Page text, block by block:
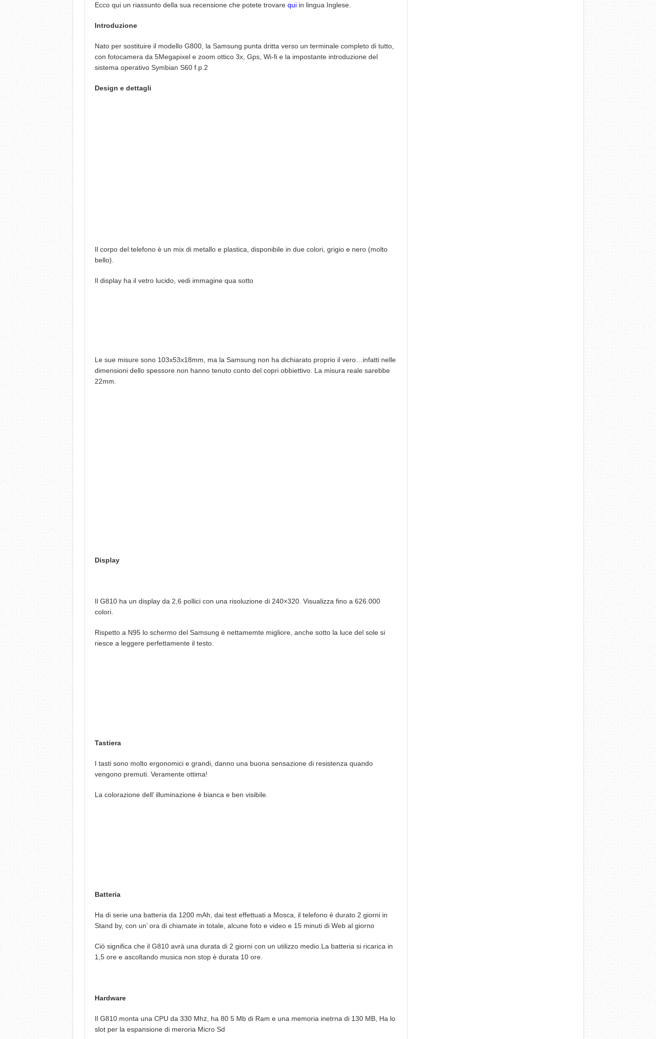
Ecco qui un riassunto della sua recensione che potete trovare quiin lingua Inglese.
Introduzione
Nato per sostituire il modello G800, la Samsung punta dritta verso un terminale completo di tutto,
con fotocamera da 5Megapixel e zoom ottico 3x, Gps, Wi-fi e la impostante introduzione del
sistema operativo Symbian S60 f.p.2
Design e dettagli
Il corpo del telefono è un mix di metallo e plastica, disponibile in due colori, grigio e nero (molto
bello).
Il display ha il vetro lucido, vedi immagine qua sotto
Le sue misure sono 103x53x18mm, ma la Samsung non ha dichiarato proprio il vero…infatti nelle
dimensioni dello spessore non hanno tenuto conto del copri obbiettivo. La misura reale sarebbe
22mm.
Display
Il G810 ha un display da 2,6 pollici con una risoluzione di 240×320. Visualizza fino a 626.000
colori.
Rispetto a N95 lo schermo del Samsung è nettamemte migliore, anche sotto la luce del sole si
riesce a leggere perfettamente il testo.
Tastiera
I tasti sono molto ergonomici e grandi, danno una buona sensazione di resistenza quando
vengono premuti. Veramente ottima!
La colorazione dell’ illuminazione è bianca e ben visibile.
Batteria
Ha di serie una batteria da 1200 mAh, dai test effettuati a Mosca, il telefono è durato 2 giorni in
Stand by, con un’ ora di chiamate in totale, alcune foto e video e 15 minuti di Web al giorno
Ciò significa che il G810 avrà una durata di 2 giorni con un utilizzo medio.La batteria si ricarica in
1,5 ore e ascoltando musica non stop è durata 10 ore.
Hardware
Il G810 monta una CPU da 330 Mhz, ha 80 5 Mb di Ram e una memoria inetrna di 130 MB, Ha lo
slot per la espansione di meroria Micro Sd